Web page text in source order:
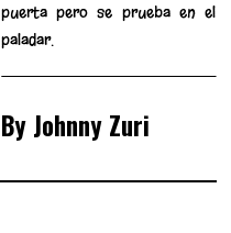
paladar.
By Johnny Zuri